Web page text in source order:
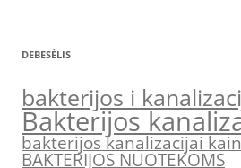
DEBESĖLIS
bakterijos i
Bakterijos
bakterijos kanalizacijai
BAKTERIJOS NUOTEKOMS